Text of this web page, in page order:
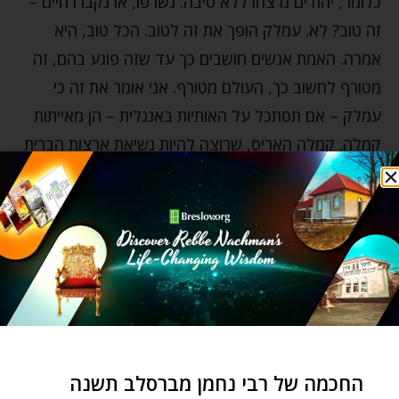
זה טוב? לא. עמלק הופך את זה לטוב. הכל טוב, היא
אמרה. האמת אנשים חושבים כך עד שזה פוגע בהם, זה
מטורף לחשוב כך, העולם מטורף. אני אומר את זה כי
עמלק – אם תסתכל על האותיות באנגלית – הן מאייתות
קמלה. קמלה האריס, שרוצה להיות נשיאת ארצות הברית
– המנהיגה של העולם החופשי – שלא עשתה כלום
כסגנית נשיא. אין לה שום רקורד להסתמך עליו, כלום.
אבל זה עמלק. עמלק זה לדוגמה אם נעשה את הטעות
הזו וניכנע לחשוב שהיא משהו – זה עמלק.
אז, אחרי הפולמוס הפוליטי שלי – תסלחו לי כולכם – אבל
זה מה שהפרשה מלמדת אותנו. היזהרו מפילוסופיות זרות.
שלנו. בואו נבהיר את החיים. אנחנו יכולים להבהיר את
החכמה של רבי נחמן מברסלב תשנה